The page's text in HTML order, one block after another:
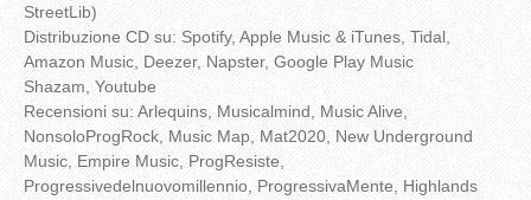
StreetLib)
Distribuzione CD su: Spotify, Apple Music & iTunes, Tidal,
Amazon Music, Deezer, Napster, Google Play Music
Shazam, Youtube
Recensioni su: Arlequins, Musicalmind, Music Alive,
NonsoloProgRock, Music Map, Mat2020, New Underground
Music, Empire Music, ProgResiste,
Progressivedelnuovomillennio, ProgressivaMente, Highlands